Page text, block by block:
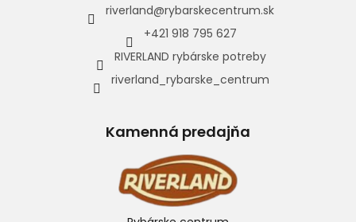
riverland@rybarskecentrum.sk
+421 918 795 627
RIVERLAND rybárske potreby
riverland_rybarske_centrum
Kamenná predajňa